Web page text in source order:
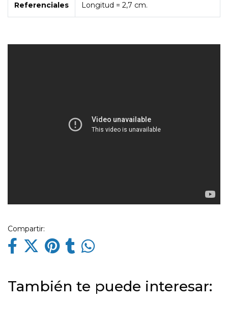
Referenciales
Longitud = 2,7 cm.
Compartir:
También te puede interesar: